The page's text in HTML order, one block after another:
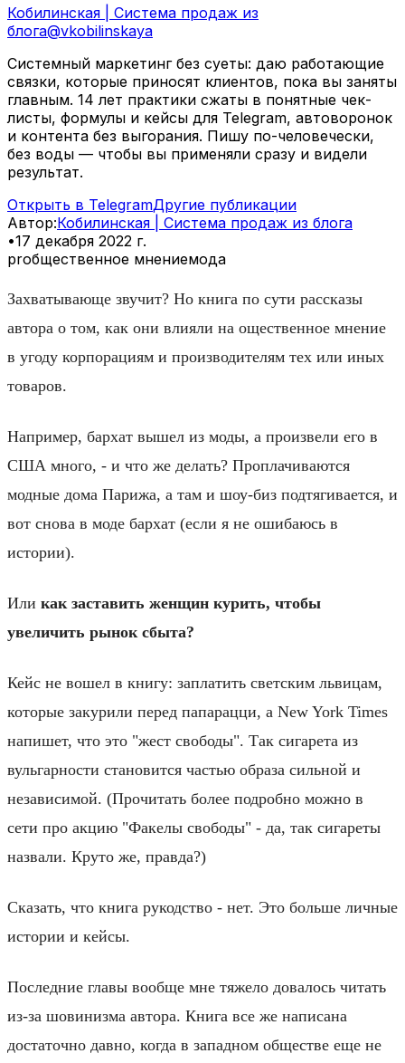
Кобилинская | Система продаж из
блога@vkobilinskaya
Системный маркетинг без суеты: даю работающие
связки, которые приносят клиентов, пока вы заняты
главным. 14 лет практики сжаты в понятные чек-
листы, формулы и кейсы для Telegram, автоворонок
и контента без выгорания. Пишу по-человечески,
без воды — чтобы вы применяли сразу и видели
результат.
Открыть в TelegramДругие публикации
Автор:Кобилинская | Система продаж из блога
•17 декабря 2022 г.
prобщественное мнениемода
Захватывающе звучит? Но книга по сути рассказы
автора о том, как они влияли на ощественное мнение
в угоду корпорациям и производителям тех или иных
товаров.
Например, бархат вышел из моды, а произвели его в
США много, - и что же делать? Проплачиваются
модные дома Парижа, а там и шоу-биз подтягивается, и
вот снова в моде бархат (если я не ошибаюсь в
истории).
Или как заставить женщин курить, чтобы
увеличить рынок сбыта?
Кейс не вошел в книгу: заплатить светским львицам,
которые закурили перед папарацци, а New York Times
напишет, что это "жест свободы". Так сигарета из
вульгарности становится частью образа сильной и
независимой. (Прочитать более подробно можно в
сети про акцию "Факелы свободы" - да, так сигареты
назвали. Круто же, правда?)
Сказать, что книга рукодство - нет. Это больше личные
истории и кейсы.
Последние главы вообще мне тяжело довалось читать
из-за шовинизма автора. Книга все же написана
достаточно давно, когда в западном обществе еще не